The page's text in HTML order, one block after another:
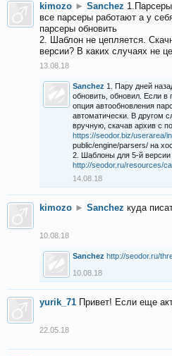
kimozo ► Sanchez
все парсеры работают а у
парсеры обновить
2. Шаблон не цепляется.
версии? В каких случаях не
13.08.18
Sanchez 1. Пару дней
обновить, обновил. Если в
опция автообновления
автоматически. В другом
вручную, скачав архив с
https://seodor.biz/userarea/
public/engine/parsers/ на
2. Шаблоны для 5-й версии
http://seodor.ru/resources/
14.08.18
kimozo ► Sanchez куда
10.08.18
Sanchez http://seodor.ru/
10.08.18
yurik_71 Привет! Если еще
22.05.18